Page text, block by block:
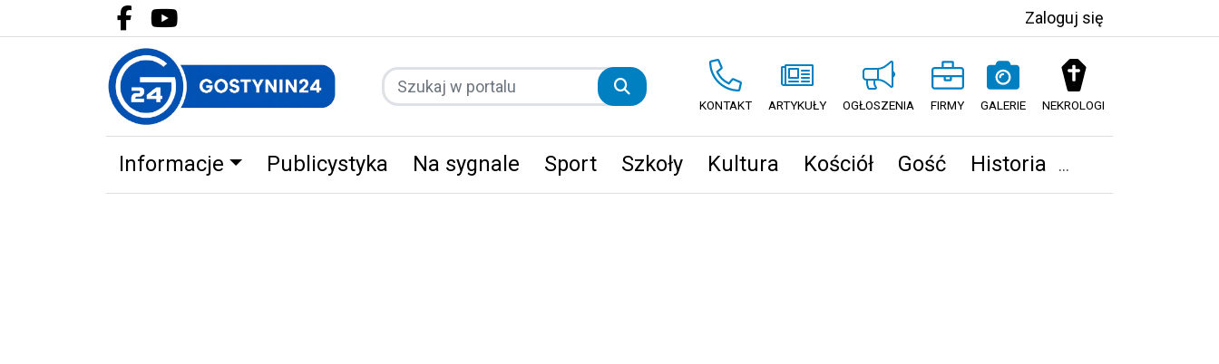
Facebook.com
Youtube.com Zaloguj się
KONTAKT ARTYKUŁY OGŁOSZENIA FIRMY GALERIE NEKROLOGI
Informacje Publicystyka Na sygnale Sport Szkoły Kultura Kościół Gość Historia